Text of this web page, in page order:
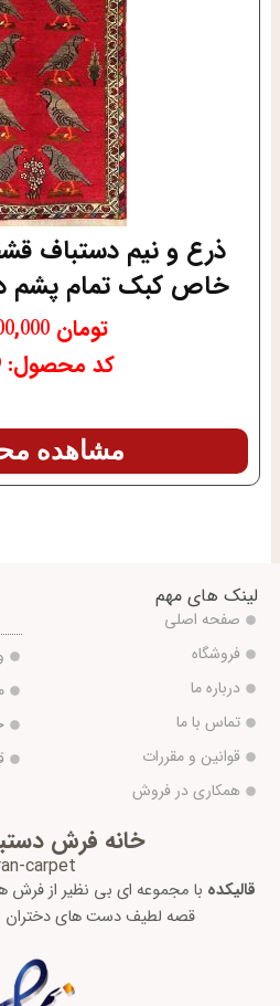
ذرع و نیم دستباف
خاص کبک تمام پشم
تومان 28,000,000
کد محصول: 41789
مشاهده
لینک های مهم
صفحه اصلی
فروشگاه
درباره ما
تماس با ما
قوانین و مقررات
همکاری در فروش
خانه فرش
carpet
قالیکده با مجموعه ای بی نظیر از فرش
قصه لطیف دست های دختران